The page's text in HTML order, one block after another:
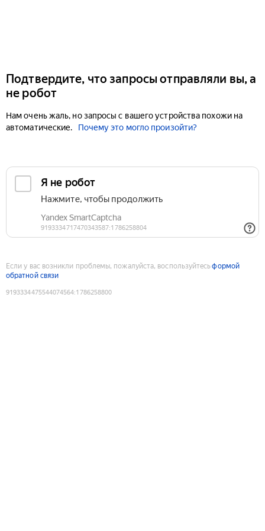
Подтвердите, что запросы отправляли вы, а
не робот
Нам очень жаль, но запросы с вашего устройства похожи на
автоматические.
Почему это могло произойти?
Если у вас возникли проблемы, пожалуйста, воспользуйтесьформой
обратной связи
9193334475544074564:1786258800